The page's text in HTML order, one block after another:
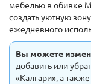
мебелью в обивке
создать уютную
ежедневного
Вы можете
добавить или
«Калгари», а